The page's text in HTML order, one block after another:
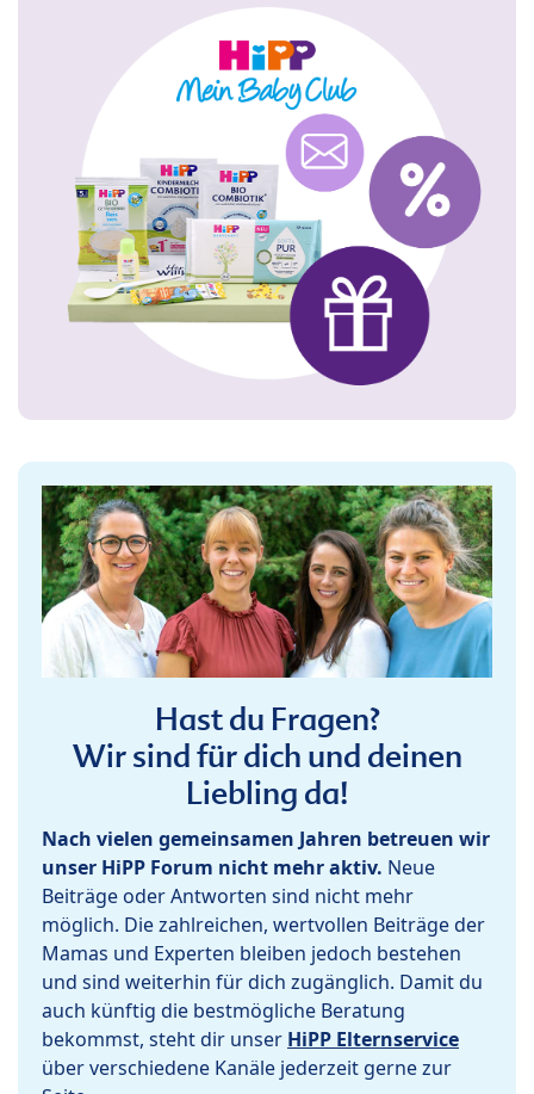
Hast du Fragen?
Wir sind für dich und deinen
Liebling da!
Nach vielen gemeinsamen Jahren betreuen wir
unser HiPP Forum nicht mehr aktiv. Neue
Beiträge oder Antworten sind nicht mehr
möglich. Die zahlreichen, wertvollen Beiträge der
Mamas und Experten bleiben jedoch bestehen
und sind weiterhin für dich zugänglich. Damit du
auch künftig die bestmögliche Beratung
bekommst, steht dir unser HiPP Elternservice
über verschiedene Kanäle jederzeit gerne zur